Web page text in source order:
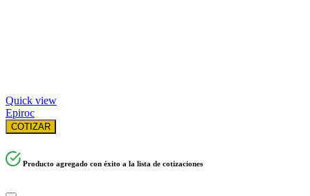
Quick view
Epiroc
COTIZAR
Producto agregado con éxito a la lista de cotizaciones